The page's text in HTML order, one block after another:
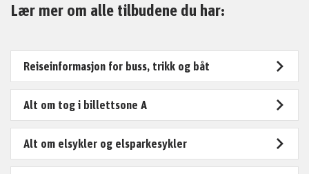
Lær mer om alle tilbudene du har:
Reiseinformasjon for buss, trikk og båt
Alt om tog i billettsone A
Alt om elsykler og elsparkesykler